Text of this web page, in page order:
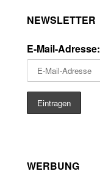
NEWSLETTER
E-Mail-Adresse:
WERBUNG